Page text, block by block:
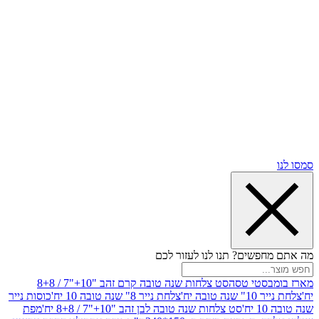
תנו לנו לעזור לכם
טסה
סט צלחות שנה טובה קרם זהב "10+"7 / 8+8
יח'
צלחת נייר 8" שנה טובה 10 יח'
כוסות נייר
סט צלחות שנה טובה לבן זהב "10+"7 / 8+8 יח'
מפת